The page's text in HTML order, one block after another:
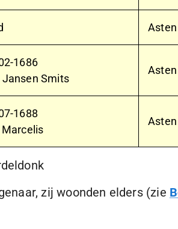
1686
Smits
1688
Asten
zij woonden elders (zie